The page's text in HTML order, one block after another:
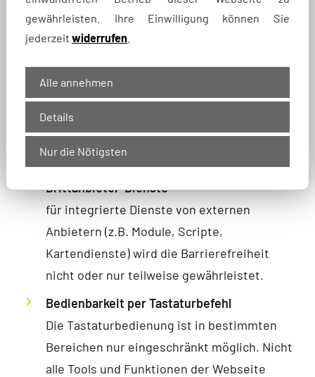
PDF- und sonstige Dokumente
Dokumente (z.B. PDF), welche über die
werden, sind nicht barrierefrei. Sie sind u.
verfügbar, nicht mit Lesezeichen oder ggf.
auch nicht mit Alternativtexten für Bilder
versehen.
Drittanbieter-Dienste
für integrierte Dienste von externen
Anbietern (z.B. Module, Scripte,
Kartendienste) wird die Barrierefreiheit
nicht oder nur teilweise gewährleistet.
Bedienbarkeit per Tastaturbefehl
Die Tastaturbedienung ist in bestimmten
Bereichen nur eingeschränkt möglich. Nicht
alle Tools und Funktionen der Webseite
gewährleisten. Ihre Einwilligung können Sie
jederzeitwiderrufen
Alle annehmen
Details
Nur die Nötigsten